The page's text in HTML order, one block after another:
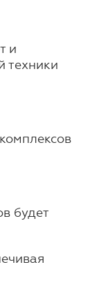
и
техники
будет